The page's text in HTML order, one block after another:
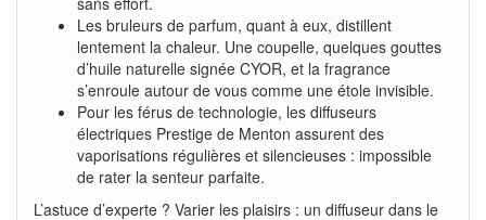
Les bruleurs de parfum, quant à eux, distillent
lentement la chaleur. Une coupelle, quelques gouttes
d’huile naturelle signée CYOR, et la fragrance
s’enroule autour de vous comme une étole invisible.
Pour les férus de technologie, les diffuseurs
électriques Prestige de Menton assurent des
vaporisations régulières et silencieuses : impossible
de rater la senteur parfaite.
L’astuce d’experte ? Varier les plaisirs : un diffuseur dans le